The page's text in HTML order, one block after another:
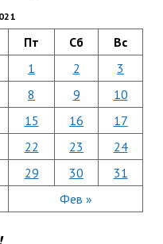
Пт Сб Вс
Фев »
1 2
3
8 9
10
15 16
17
22 23
24
29 30 31